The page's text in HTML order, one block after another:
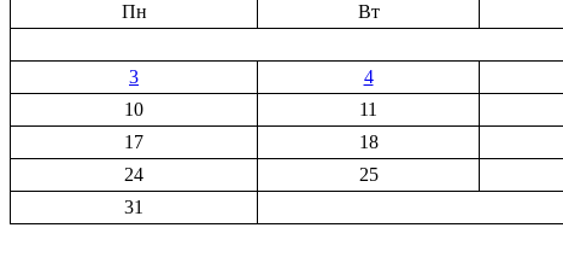
Пн
Вт
3
4
10
11
17
18
24
25
31